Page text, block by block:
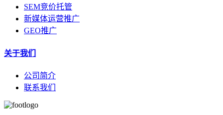
SEM竞价托管
新媒体运营推广
GEO推广
关于我们
公司简介
联系我们